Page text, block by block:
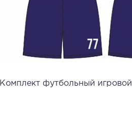
Комплект футбольный игровой